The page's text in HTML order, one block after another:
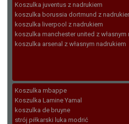
Koszulka juventus z nadrukiem
koszulka borussia dortmund z
koszulka liverpool z nadrukiem
koszulka manchester united z własnym
koszulka arsenal z własnym nadrukiem
Koszulka mbappe
Koszulka Lamine Yamal
koszulka de bruyne
strój piłkarski luka modrić